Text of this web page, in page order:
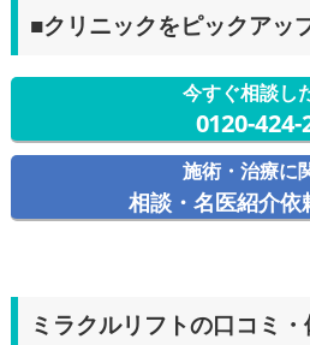
■クリニックをピックアッ
今すぐ相談し
0120-424-
施術・治療に
相談・名医紹介依
ミラクルリフトの口コミ